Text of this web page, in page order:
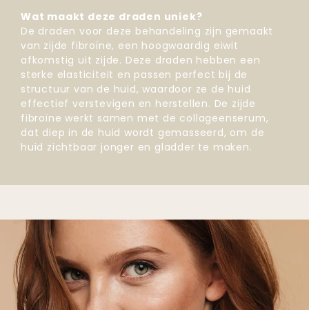
Wat maakt deze draden uniek?
De draden voor deze behandeling zijn gemaakt
van zijde fibroïne, een hoogwaardig eiwit
afkomstig uit zijde. Deze draden hebben een
sterke elasticiteit en passen perfect bij de
structuur van de huid, waardoor ze de huid
effectief verstevigen en herstellen. De zijde
fibroïne werkt samen met de collageenserum,
dat diep in de huid wordt gemasseerd, om de
huid zichtbaar jonger en gladder te maken.